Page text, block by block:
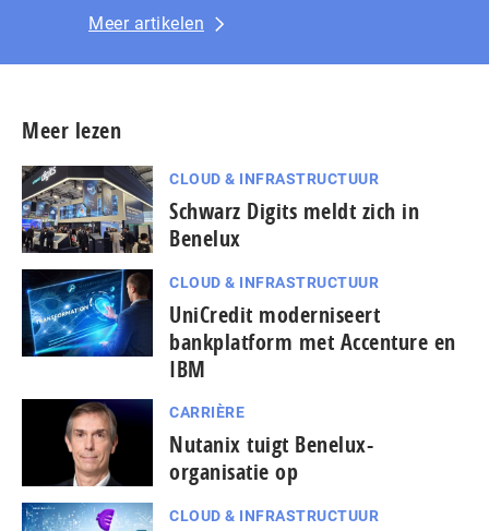
Meer artikelen
Meer lezen
CLOUD & INFRASTRUCTUUR
Schwarz Digits meldt zich in
Benelux
CLOUD & INFRASTRUCTUUR
UniCredit moderniseert
bankplatform met Accenture en
IBM
CARRIÈRE
Nutanix tuigt Benelux-
organisatie op
CLOUD & INFRASTRUCTUUR